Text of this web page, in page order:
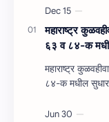
महाराष्‍ट्र
६३ व ८४-क
महाराष्‍ट्र कुळवहीवाट आणि शेतजमीन अधिनियम , १९४८, कलम ६३ व
८४-क मधील सुधारणा महाराष्‍ट्र कुळवहीवाट आणि शेतजमीन अधिनियम